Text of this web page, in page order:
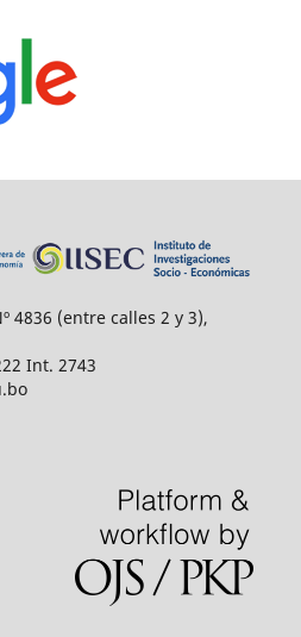
4836 (entre calles 2 y 3),
Int. 2743